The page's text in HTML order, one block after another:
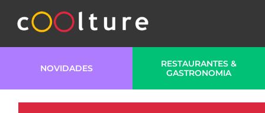
NOVIDADES
RESTAURANTES &
GASTRONOMIA